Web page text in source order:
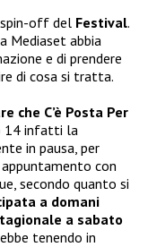
off del Festival.
Mediaset abbia
e di prendere
di cosa si tratta.
che C’è Posta Per
14 infatti la
in pausa, per
con
secondo quanto si
a domani
a sabato
tenendo in